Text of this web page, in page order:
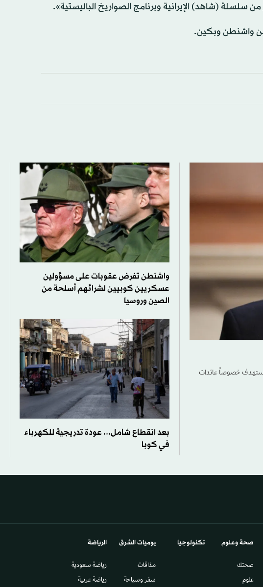
سلسلة (شاهد) الإيرانية وبرنامج الصواريخ الباليستية».
واشنطن وبكين.
تستهدف خصوصاً عائدات
واشنطن تفرض عقوبات على مسؤولين
عسكريين كوبيين لشرائهم أسلحة من
الصين وروسيا
بعد انقطاع شامل... عودة تدريجية للكهرباء
في كوبا
صحة وعلوم
صحتك
علوم
تكنولوجيا يوميات الشرق​
مذاقات
سفر وسياحة
الرياضة
رياضة سعودية
رياضة عربية